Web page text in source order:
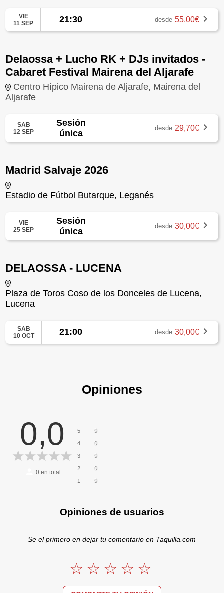
VIE
11 SEP
21:30 desde 55,00€
Delaossa + Lucho RK + DJs invitados -
Cabaret Festival Mairena del Aljarafe
Centro Hípico Mairena de Aljarafe, Mairena del
Aljarafe
SAB
12 SEP
Sesión
única
desde 29,70€
Madrid Salvaje 2026
Estadio de Fútbol Butarque, Leganés
VIE
25 SEP
Sesión
única
desde 30,00€
DELAOSSA - LUCENA
Plaza de Toros Coso de los Donceles de Lucena,
Lucena
SAB
10 OCT
21:00 desde 30,00€
Opiniones
0,0
0en total
5 0
4 0
3 0
2 0
1 0
Opiniones de usuarios
Se el primero en dejar tu comentario en Taquilla.com